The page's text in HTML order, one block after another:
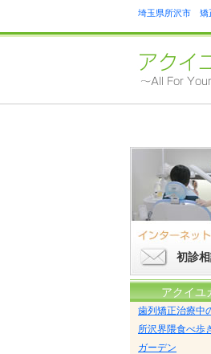
埼玉県所沢市 矯
初診
アクイユ
歯列矯正治療中
所沢界隈食べ歩
ガーデン